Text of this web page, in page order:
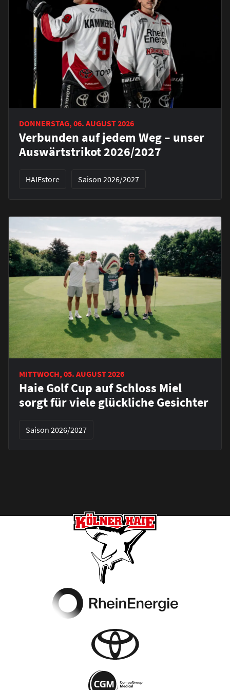
DONNERSTAG, 06. AUGUST 2026
Verbunden auf jedem Weg – unser
Auswärtstrikot 2026/2027
HAIEstore Saison 2026/2027
MITTWOCH, 05. AUGUST 2026
Haie Golf Cup auf Schloss Miel
sorgt für viele glückliche Gesichter
Saison 2026/2027